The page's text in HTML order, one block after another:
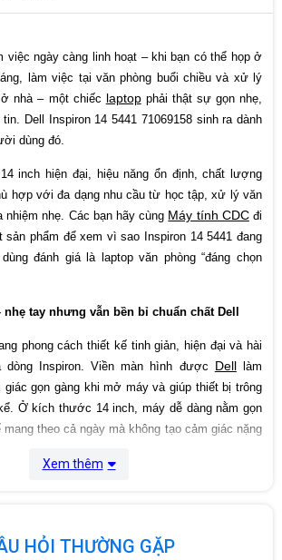
314 x 223 x 16 mm
1.53 kg
China
12 Tháng
việc ngày càng linh hoạt – khi bạn có thể họp ở
làm việc tại văn phòng buổi chiều và xử lý
nhà – một chiếc laptopphải thật sự gọn nhẹ,
Dell Inspiron 14 5441 71069158 sinh ra dành
dùng đó.
inch hiện đại, hiệu năng ổn định, chất lượng
hợp với đa dạng nhu cầu từ học tập, xử lý văn
nhiệm nhẹ. Các bạn hãy cùng Máy tính CDCđi
phẩm để xem vì sao Inspiron 14 5441 đang
đánh giá là laptop văn phòng “đáng chọn
tay nhưng vẫn bền bỉ chuẩn chất Dell
phong cách thiết kế tinh giản, hiện đại và hài
dòng Inspiron. Viền màn hình được Dell làm
gọn gàng khi mở máy và giúp thiết bị trông
Ở kích thước 14 inch, máy dễ dàng nằm gọn
theo cả ngày mà không tạo cảm giác nặng
khi sử dụng liên tục trong môi trường công việc
Xem thêm
HỎI THƯỜNG GẶP